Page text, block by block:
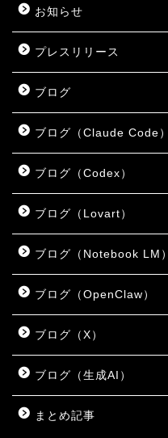
お知らせ
プレスリリース
ブログ
ブログ（Claude Code）
ブログ（Codex）
ブログ（Lovart）
ブログ（Notebook LM）
ブログ（OpenClaw）
ブログ（X）
ブログ（生成AI）
まとめ記事